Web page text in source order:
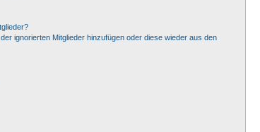
ignorierten Mitglieder hinzufügen oder diese wieder aus den